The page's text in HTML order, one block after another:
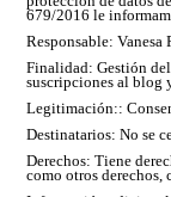
679/2016 le
Responsable: Vanesa
Finalidad: Gestión
suscripciones al blog
Legitimación::
Destinatarios: No se
Derechos: Tiene
como otros